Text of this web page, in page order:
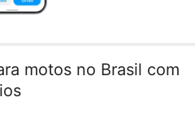
motos no Brasil com